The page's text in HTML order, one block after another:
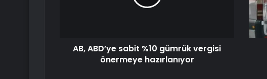
AB, ABD’ye sabit %10 gümrük vergisi
önermeye hazırlanıyor